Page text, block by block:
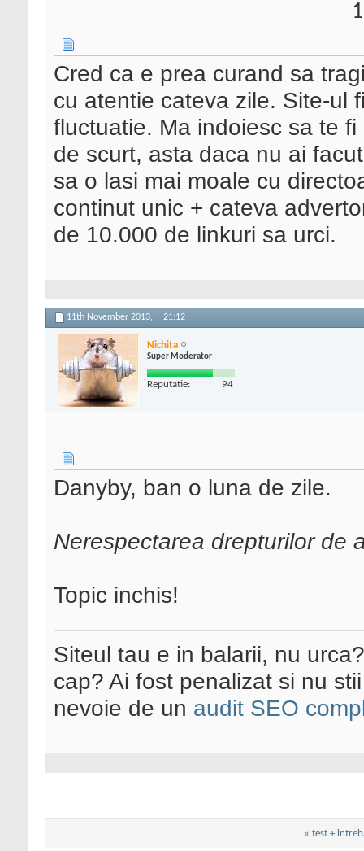
Cred ca e prea curand sa
cu atentie cateva zile. Site-ul
fluctuatie. Ma indoiesc sa te
de scurt, asta daca nu ai
sa o lasi mai moale cu
continut unic + cateva
de 10.000 de linkuri sa urci.
11th November 2013, 21:12
Nichita
Super Moderator
Reputatie: 94
Danyby, ban o luna de zile.
Nerespectarea drepturilor de
Topic inchis!
Siteul tau e in balarii, nu
cap? Ai fost penalizat si nu
nevoie de un audit SEO
« test +